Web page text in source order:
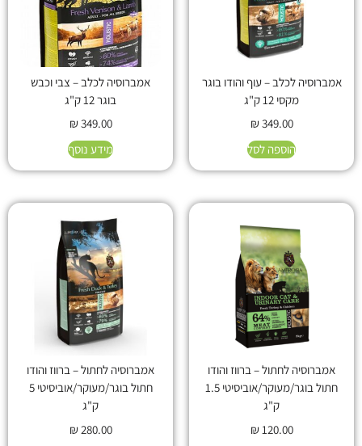
אמברוסיה לכלב – עוף והודו בוגר
מקסי 12 ק"ג
₪349.00
הוספה לסל
אמברוסיה לכלב – צבי וכבש
בוגר 12 ק"ג
₪349.00
מידע נוסף
אמברוסיה לחתול – ברווז והודו
חתול בוגר/מעוקר/אוביסיטי 1.5
ק"ג
₪120.00
אמברוסיה לחתול – ברווז והודו
חתול בוגר/מעוקר/אוביסיטי 5
ק"ג
₪280.00